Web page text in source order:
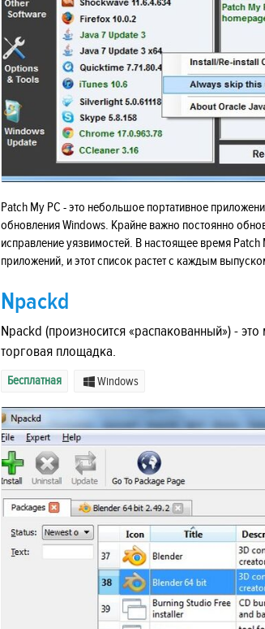
Patch My PC - это небольшое портативное
обновления Windows. Крайне важно постоянно
исправление уязвимостей. В настоящее время
приложений, и этот список растет с каждым
Npackd
Npackd (произносится «распакованный») -
торговая площадка.
Бесплатная Windows